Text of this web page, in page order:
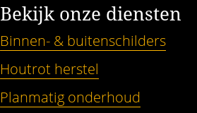
Bekijk onze diensten
Binnen- & buitenschilders
Houtrot herstel
Planmatig onderhoud